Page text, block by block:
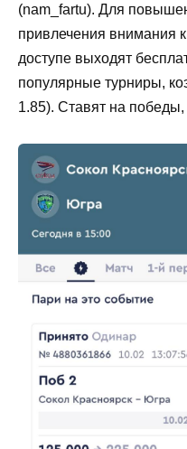
(nam_fartu). Для
привлечения внимания
доступе выходят
популярные турниры,
1.85). Ставят на